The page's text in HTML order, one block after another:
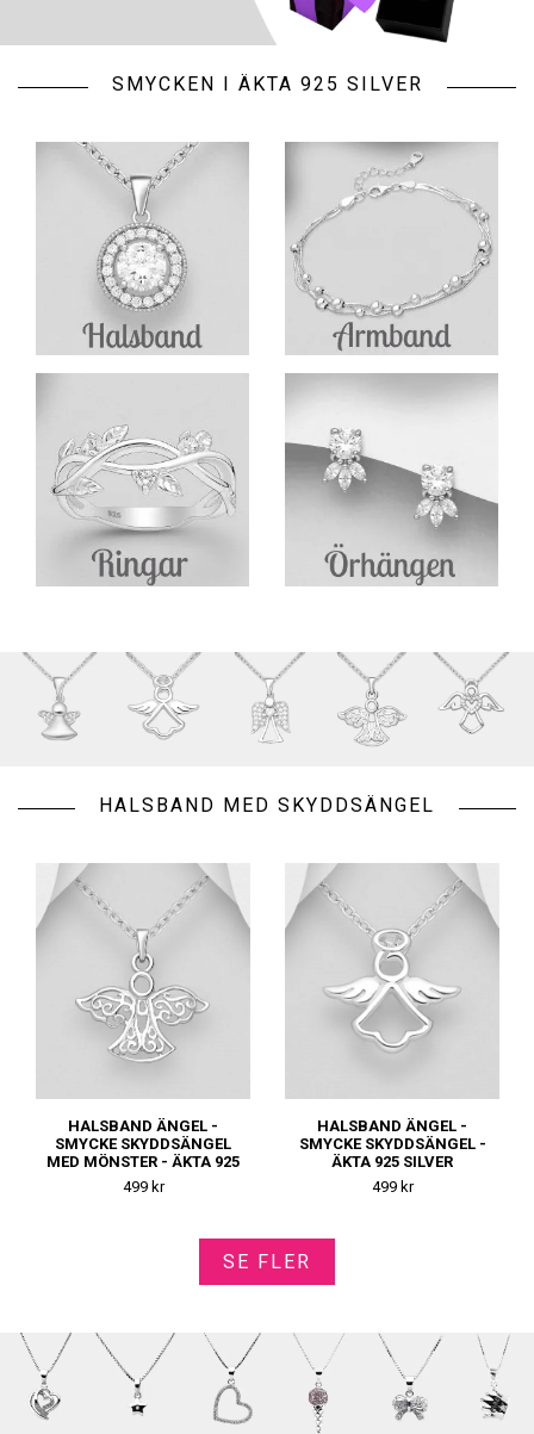
SMYCKEN I ÄKTA 925 SILVER
HALSBAND MED SKYDDSÄNGEL
HALSBAND ÄNGEL -
SMYCKE SKYDDSÄNGEL
MED MÖNSTER - ÄKTA 925
SILVER
499 kr
HALSBAND ÄNGEL -
SMYCKE SKYDDSÄNGEL -
ÄKTA 925 SILVER
499 kr
SE FLER